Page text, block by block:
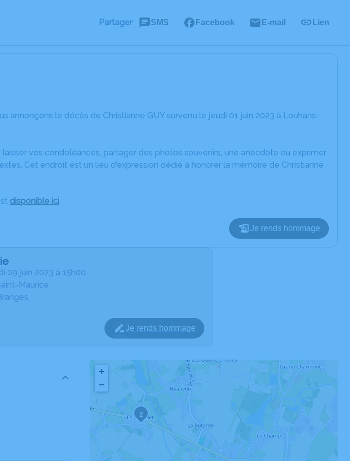
Partager SMS Facebook E-mail Lien
annonçons le décès de Christianne GUY survenu le jeudi 01 juin 2023 à Louhans-
vos condoléances, partager des photos souvenirs, une anecdote ou exprimer
Cet endroit est un lieu d'expression dédié à honorer la mémoire de Christianne
disponible ici.
Je rends hommage
09 juin 2023 à 15h00
Maurice
Je rends hommage
2
+
−